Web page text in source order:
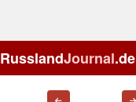
RusslandJournal.de